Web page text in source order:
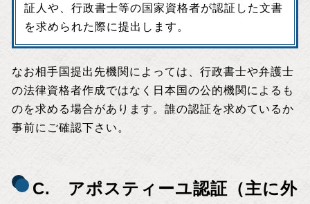
証人や、行政書士等の国家資格者が認証した文書
を求められた際に提出します。
なお相手国提出先機関によっては、行政書士や弁護士
の法律資格者作成ではなく日本国の公的機関によるも
のを求める場合があります。誰の認証を求めているか
事前にご確認下さい。
C. アポスティーユ認証（主に外